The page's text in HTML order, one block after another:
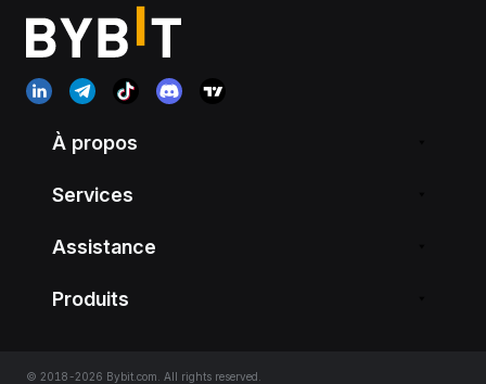
À propos
Services
Assistance
Produits
© 2018-2026 Bybit.com. All rights reserved.